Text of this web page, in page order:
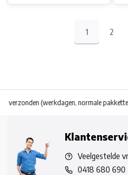
1 2
verzonden (werkdagen, normale
Veelgestelde
0418 680 690